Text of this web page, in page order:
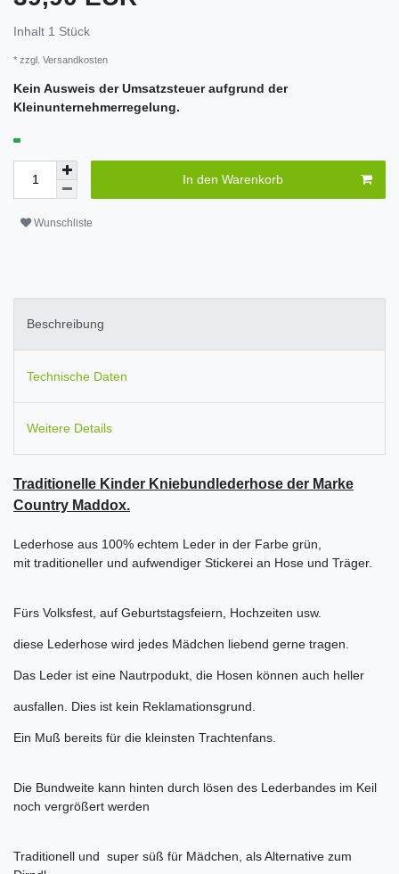
Inhalt 1 Stück
* zzgl. Versandkosten
Kein Ausweis der Umsatzsteuer aufgrund der
Kleinunternehmerregelung.
In den Warenkorb
Wunschliste
Beschreibung
Technische Daten
Weitere Details
Traditionelle Kinder Kniebundlederhose der Marke
Country Maddox.
Lederhose aus 100% echtem Leder in der Farbe grün,
mit traditioneller und aufwendiger Stickerei an Hose und Träger.
Fürs Volksfest, auf Geburtstagsfeiern, Hochzeiten usw.
diese Lederhose wird jedes Mädchen liebend gerne tragen.
Das Leder ist eine Nautrpodukt, die Hosen können auch heller
ausfallen. Dies ist kein Reklamationsgrund.
Ein Muß bereits für die kleinsten Trachtenfans.
Die Bundweite kann hinten durch lösen des Lederbandes im Keil
noch vergrößert werden
Traditionell und super süß für Mädchen, als Alternative zum